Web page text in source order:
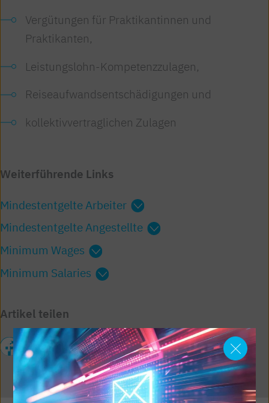
Vergütungen für Praktikantinnen und
Praktikanten,
Leistungslohn-Kompetenzzulagen,
Reiseaufwandsentschädigungen und
kollektivvertraglichen Zulagen
Weiterführende Links
Mindestentgelte Arbeiter
Mindestentgelte Angestellte
Minimum Wages
Minimum Salaries
Artikel teilen